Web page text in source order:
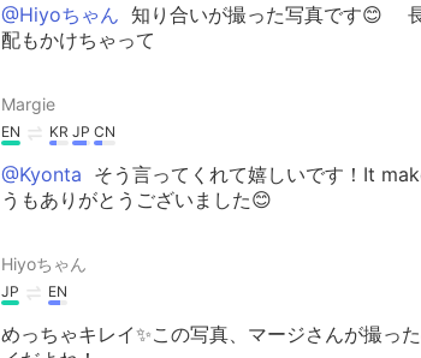
@Hiyoちゃん 知り合いが撮った写真です😊
配もかけちゃって
Margie
EN KR JP CN
@Kyonta そう言ってくれて嬉しいです！It
うもありがとうございました😊
Hiyoちゃん
JP EN
めっちゃキレイ✨この写真、マージさんが撮っ